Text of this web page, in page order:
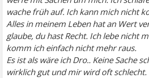
wache früh auf. Ich kann mich nicht
Alles in meinem Leben hat an Wert
glaube, du hast Recht. Ich lebe nicht
komm ich einfach nicht mehr raus.
Es ist als wäre ich Dro.. Keine Sache
wirklich gut und mir wird oft schlecht.